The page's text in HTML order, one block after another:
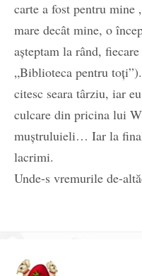
carte a fost pentru mine
mare decât mine, o
aşteptam la rând,
„Biblioteca pentru
citesc seara târziu, iar
culcare din pricina lui
muştruluieli… Iar la
lacrimi.
Unde-s vremurile de-